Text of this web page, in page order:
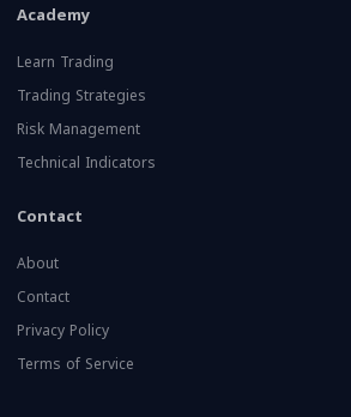
Academy
Learn Trading
Trading Strategies
Risk Management
Technical Indicators
Contact
About
Contact
Privacy Policy
Terms of Service